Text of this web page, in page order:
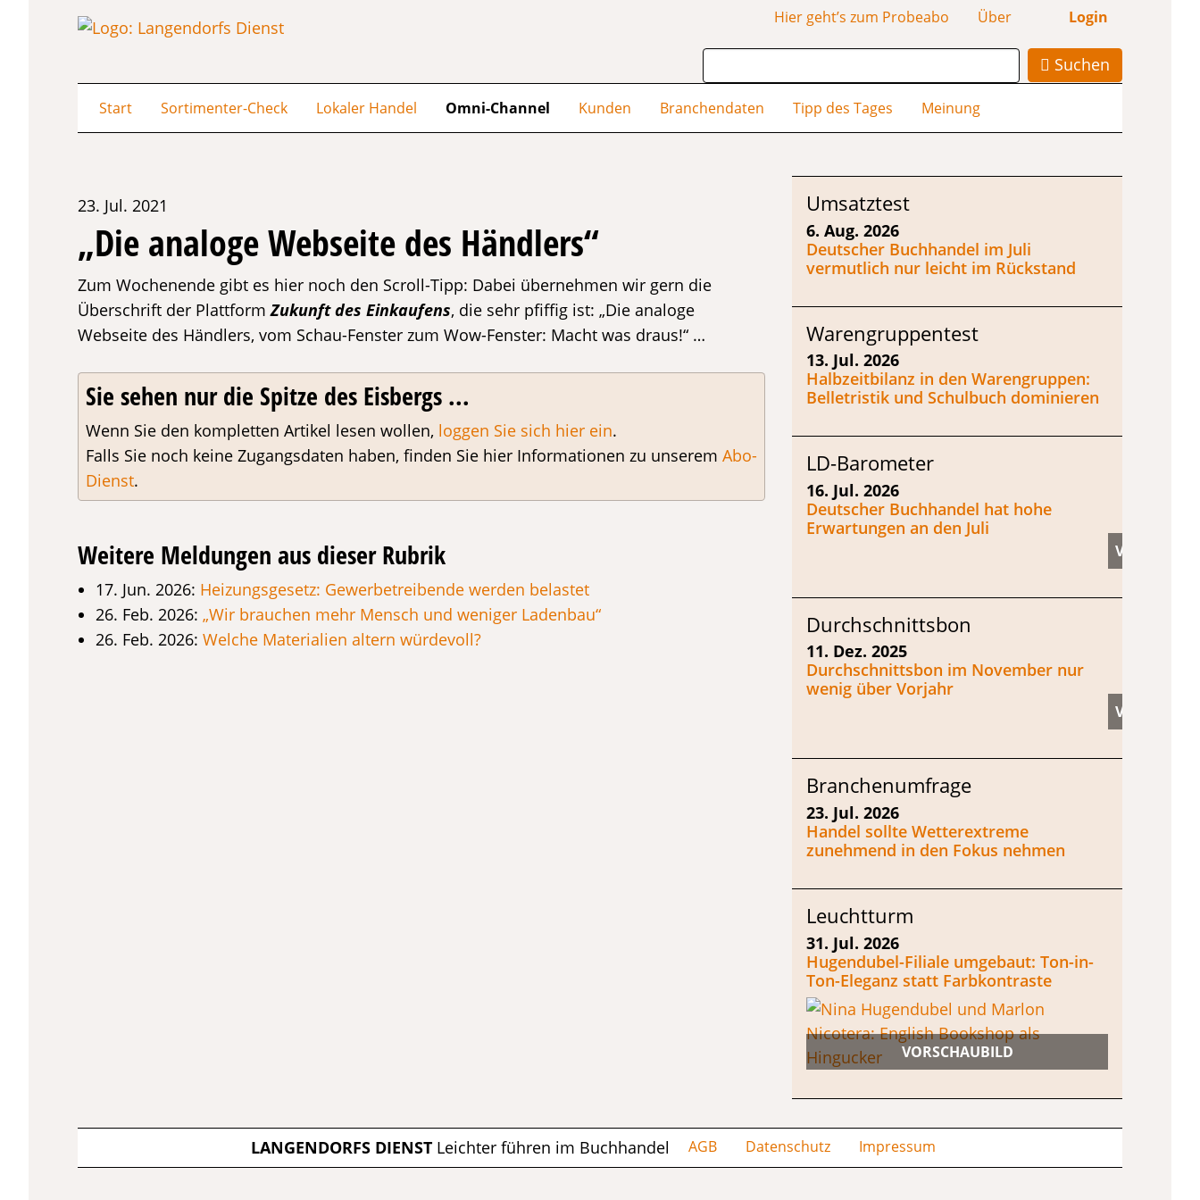
Hier geht’s zum Probeabo Über Login
Suchen
Start Sortimenter-Check Lokaler Handel Omni-Channel Kunden Branchendaten Tipp des Tages Meinung
23. Jul. 2021
„Die analoge Webseite des Händlers“
Zum Wochenende gibt es hier noch den Scroll-Tipp: Dabei übernehmen wir gern die
Überschrift der PlattformZukunft des Einkaufens, die sehr pfiffig ist: „Die analoge
Webseite des Händlers, vom Schau-Fenster zum Wow-Fenster: Macht was draus!“ …
Sie sehen nur die Spitze des Eisbergs ...
Wenn Sie den kompletten Artikel lesen wollen, loggen Sie sich hier ein.
Falls Sie noch keine Zugangsdaten haben, finden Sie hier Informationen zu unserem Abo-
Dienst.
Weitere Meldungen aus dieser Rubrik
17. Jun. 2026: Heizungsgesetz: Gewerbetreibende werden belastet
26. Feb. 2026: „Wir brauchen mehr Mensch und weniger Ladenbau“
26. Feb. 2026: Welche Materialien altern würdevoll?
Umsatztest
6. Aug. 2026
Deutscher Buchhandel im Juli
vermutlich nur leicht im Rückstand
Warengruppentest
13. Jul. 2026
Halbzeitbilanz in den Warengruppen:
Belletristik und Schulbuch dominieren
LD-Barometer
16. Jul. 2026
Deutscher Buchhandel hat hohe
Erwartungen an den Juli
Durchschnittsbon
11. Dez. 2025
Durchschnittsbon im November nur
wenig über Vorjahr
Branchenumfrage
23. Jul. 2026
Handel sollte Wetterextreme
zunehmend in den Fokus nehmen
Leuchtturm
31. Jul. 2026
Hugendubel-Filiale umgebaut: Ton-in-
Ton-Eleganz statt Farbkontraste
LANGENDORFS DIENSTLeichter führen im Buchhandel AGB Datenschutz Impressum